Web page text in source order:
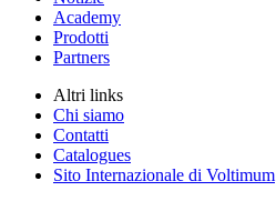
Academy
Prodotti
Partners
Altri links
Chi siamo
Contatti
Catalogues
Sito Internazionale di Voltimum